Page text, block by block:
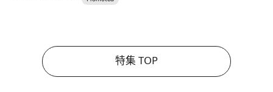
特集 TOP